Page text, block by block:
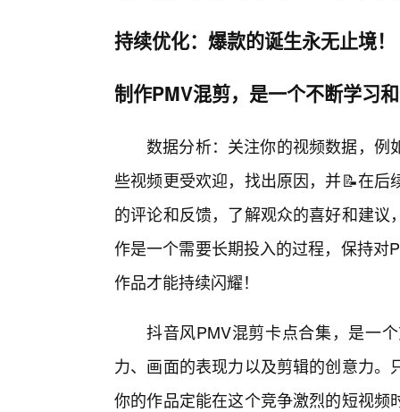
持续优化：爆款的诞生永无止境！
制作PMV混剪，是一个不断学习
数据分析：关注你的视频数据，例
些视频更受欢迎，找出原因，并📝在
的评论和反馈，了解观众的喜好和建
作是一个需要长期投入的过程，保持对
作品才能持续闪耀！
抖音风PMV混剪卡点合集，是一
力、画面的表现力以及剪辑的创意力
你的作品定能在这个竞争激烈的短视